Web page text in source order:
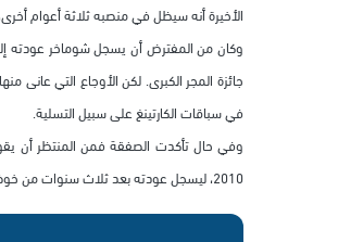
الأخيرة أنه سيظل في منصبه ثلاثة أعوام
وكان من المفترض أن يسجل شوماخر عودته
جائزة المجر الكبرى. لكن الأوجاع التي
في سباقات الكارتينغ على سبيل التسلية.
2010، ليسجل عودته بعد ثلاث سنوات من خوضه السباق الأخير في جائزة البرازيل الكبرى في ساو باولو في تشرين الأول/أكتوبر 2006.